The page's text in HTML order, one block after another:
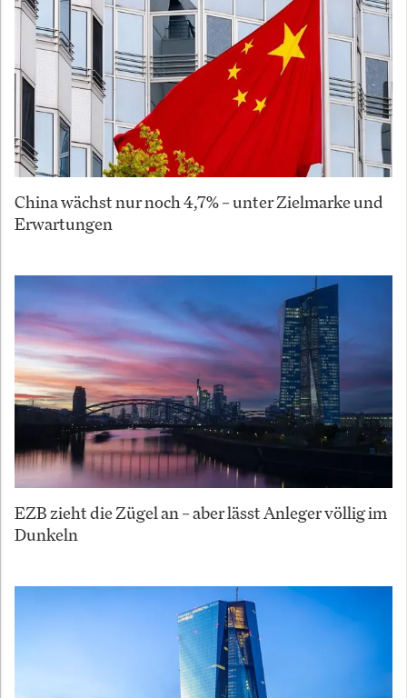
China wächst nur noch 4,7% – unter Zielmarke und
Erwartungen
EZB zieht die Zügel an – aber lässt Anleger völlig im
Dunkeln